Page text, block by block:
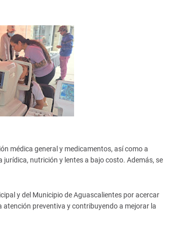
médica general y medicamentos, así como a
nutrición y lentes a bajo costo. Además, se
y del Municipio de Aguascalientes por acercar
atención preventiva y contribuyendo a mejorar la